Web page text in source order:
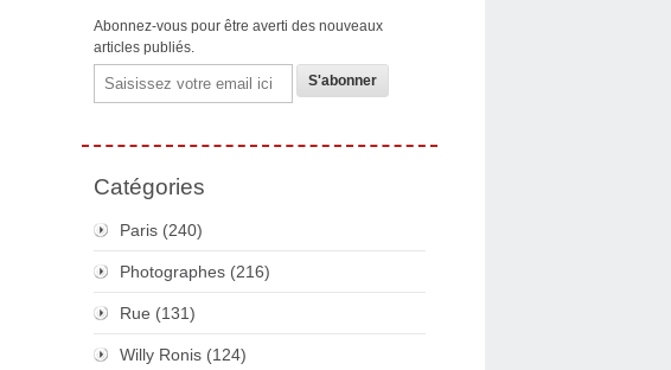
Abonnez-vous pour être averti des nouveaux
articles publiés.
Email
Catégories
Paris (240)
Photographes (216)
Rue (131)
Willy Ronis (124)